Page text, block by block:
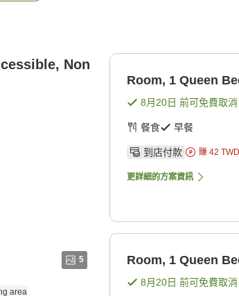
Non
5
Room, 1 Queen
8月20日 前可免費取消
餐食 早餐
到店付款 賺 42 TWD
更詳細的方案資訊
Room, 1 Queen
8月20日 前可免費取消